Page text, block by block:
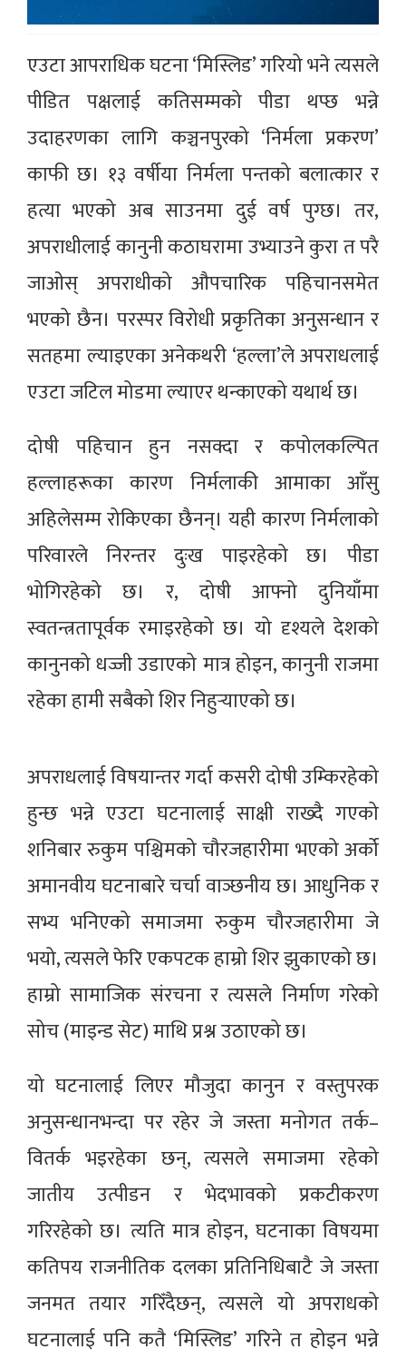
एउटा आपराधिक घटना ‘मिस्लिड’ गरियो भने त्यसले
पीडित पक्षलाई कतिसम्मको पीडा थप्छ भन्ने
उदाहरणका लागि कञ्चनपुरको ‘निर्मला प्रकरण’
काफी छ। १३ वर्षीया निर्मला पन्तको बलात्कार र
हत्या भएको अब साउनमा दुई वर्ष पुग्छ। तर,
अपराधीलाई कानुनी कठाघरामा उभ्याउने कुरा त परै
जाओस् अपराधीको औपचारिक पहिचानसमेत
भएको छैन। परस्पर विरोधी प्रकृतिका अनुसन्धान र
सतहमा ल्याइएका अनेकथरी ‘हल्ला’ले अपराधलाई
एउटा जटिल मोडमा ल्याएर थन्काएको यथार्थ छ।
दोषी पहिचान हुन नसक्दा र कपोलकल्पित
हल्लाहरूका कारण निर्मलाकी आमाका आँसु
अहिलेसम्म रोकिएका छैनन्। यही कारण निर्मलाको
परिवारले निरन्तर दुःख पाइरहेको छ। पीडा
भोगिरहेको छ। र, दोषी आफ्नो दुनियाँमा
स्वतन्त्रतापूर्वक रमाइरहेको छ। यो दृश्यले देशको
कानुनको धज्जी उडाएको मात्र होइन, कानुनी राजमा
रहेका हामी सबैको शिर निहुर्‍याएको छ।
अपराधलाई विषयान्तर गर्दा कसरी दोषी उम्किरहेको
हुन्छ भन्ने एउटा घटनालाई साक्षी राख्दै गएको
शनिबार रुकुम पश्चिमको चौरजहारीमा भएको अर्को
अमानवीय घटनाबारे चर्चा वाञ्छनीय छ। आधुनिक र
सभ्य भनिएको समाजमा रुकुम चौरजहारीमा जे
भयो, त्यसले फेरि एकपटक हाम्रो शिर झुकाएको छ।
हाम्रो सामाजिक संरचना र त्यसले निर्माण गरेको
सोच (माइन्ड सेट) माथि प्रश्न उठाएको छ।
यो घटनालाई लिएर मौजुदा कानुन र वस्तुपरक
अनुसन्धानभन्दा पर रहेर जे जस्ता मनोगत तर्क–
वितर्क भइरहेका छन्, त्यसले समाजमा रहेको
जातीय उत्पीडन र भेदभावको प्रकटीकरण
गरिरहेको छ। त्यति मात्र होइन, घटनाका विषयमा
कतिपय राजनीतिक दलका प्रतिनिधिबाटै जे जस्ता
जनमत तयार गरिँदैछन्, त्यसले यो अपराधको
घटनालाई पनि कतै ‘मिस्लिड’ गरिने त होइन भन्ने